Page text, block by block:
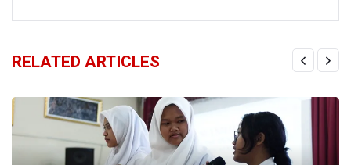
RELATED ARTICLES